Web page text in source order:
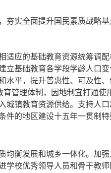
夯实全面提升国民素质战略基
适应的基础教育资源统筹调
立基础教育各学段学龄人口
水平，提升普惠性、可及性
育管理体制，因地制宜打通
城镇教育资源供给。支持人口
件的地区建设十五年一贯制
均衡发展和城乡一体化。加
学校优秀领导人员和骨干教